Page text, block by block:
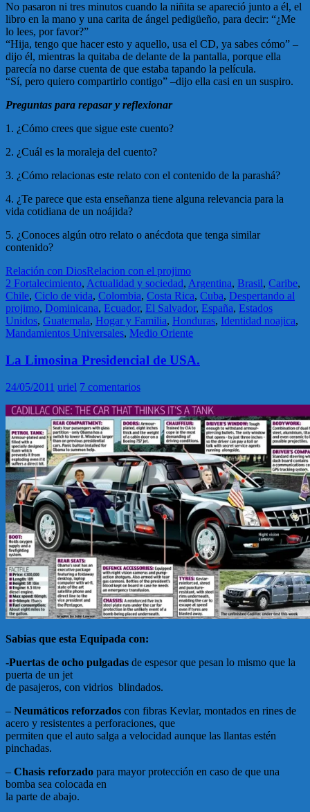
No pasaron ni tres minutos cuando la niñita se apareció junto a él, el
libro en la mano y una carita de ángel pedigüeño, para decir: “¿Me
lo lees, por favor?”
“Hija, tengo que hacer esto y aquello, usa el CD, ya sabes cómo” –
dijo él, mientras la quitaba de delante de la pantalla, porque ella
parecía no darse cuenta de que estaba tapando la película.
“Sí, pero quiero compartirlo contigo” –dijo ella casi en un suspiro.
Preguntas para repasar y reflexionar
1. ¿Cómo crees que sigue este cuento?
2. ¿Cuál es la moraleja del cuento?
3. ¿Cómo relacionas este relato con el contenido de la parashá?
4. ¿Te parece que esta enseñanza tiene alguna relevancia para la
vida cotidiana de un noájida?
5. ¿Conoces algún otro relato o anécdota que tenga similar
contenido?
Relación con DiosRelacion con el projimo
2 Fortalecimiento, Actualidad y sociedad, Argentina, Brasil, Caribe,
Chile, Ciclo de vida, Colombia, Costa Rica, Cuba, Despertando al
projimo, Dominicana, Ecuador, El Salvador, España, Estados
Unidos, Guatemala, Hogar y Familia, Honduras, Identidad noajica,
Mandamientos Universales, Medio Oriente
La Limosina Presidencial de USA.
24/05/2011 uriel 7 comentarios
Sabias que esta Equipada con:
-Puertas de ocho pulgadas de espesor que pesan lo mismo que la
puerta de un jet
de pasajeros, con vidrios blindados.
– Neumáticos reforzados con fibras Kevlar, montados en rines de
acero y resistentes a perforaciones, que
permiten que el auto salga a velocidad aunque las llantas estén
pinchadas.
– Chasis reforzado para mayor protección en caso de que una
bomba sea colocada en
la parte de abajo.